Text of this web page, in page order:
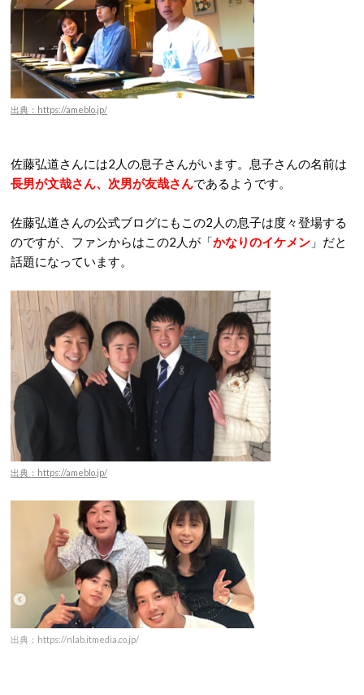
出典：https://ameblo.jp/
佐藤弘道さんには2人の息子さんがいます。息子さんの名前は
長男が文哉さん、次男が友哉さんであるようです。
佐藤弘道さんの公式ブログにもこの2人の息子は度々登場する
のですが、ファンからはこの2人が「かなりのイケメン 」だと
話題になっています。
出典：https://ameblo.jp/
出典：https://nlab.itmedia.co.jp/